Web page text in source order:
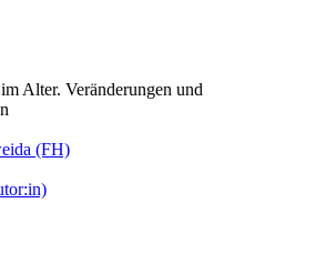
Alter. Veränderungen und
(FH)